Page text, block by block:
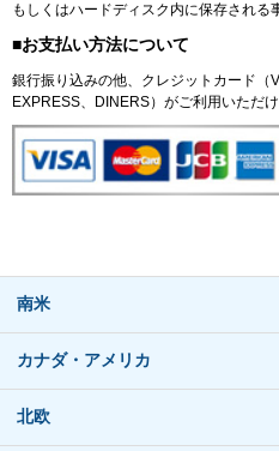
もしくはハードディスク内に保存される
■お支払い方法について
銀行振り込みの他、クレジットカード（
EXPRESS、DINERS）がご利用いただけ
南米
カナダ・アメリカ
北欧